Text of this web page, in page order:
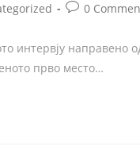
0
интервју
прво место…